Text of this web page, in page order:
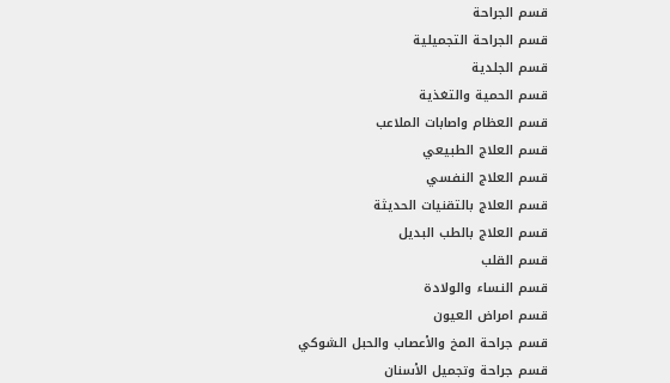
قسم الجراحة
قسم الجراحة التجميلية
قسم الجلدية
قسم الحمية والتغذية
قسم العظام واصابات الملاعب
قسم العلاج الطبيعي
قسم العلاج النفسي
قسم العلاج بالتقنيات الحديثة
قسم العلاج بالطب البديل
قسم القلب
قسم النساء والولادة
قسم امراض العيون
قسم جراحة المخ والأعصاب والحبل الشوكي
قسم جراحة وتجميل الأسنان